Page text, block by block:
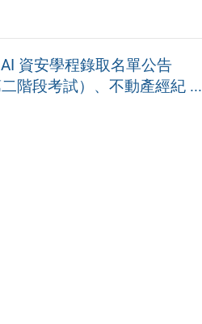
資安學程錄取名單公告
階段考試）、不動產經紀 ...